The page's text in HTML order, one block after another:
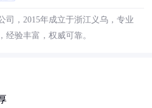
司，2015年成立于浙江义乌，专业
经验丰富，权威可靠。